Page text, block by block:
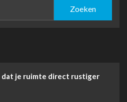
dat je ruimte direct rustiger